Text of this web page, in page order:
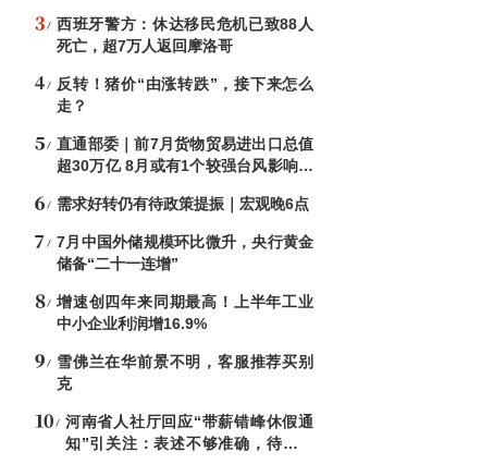
西班牙警方：休达移民危机已致88人
死亡，超7万人返回摩洛哥
反转！猪价“由涨转跌”，接下来怎么
走？
直通部委｜前7月货物贸易进出口总值
超30万亿 8月或有1个较强台风影响北
需求好转仍有待政策提振｜宏观晚6点
7月中国外储规模环比微升，央行黄金
储备“二十一连增”
增速创四年来同期最高！上半年工业
中小企业利润增16.9%
雪佛兰在华前景不明，客服推荐买别
克
河南省人社厅回应“带薪错峰休假通
知”引关注：表述不够准确，待修改